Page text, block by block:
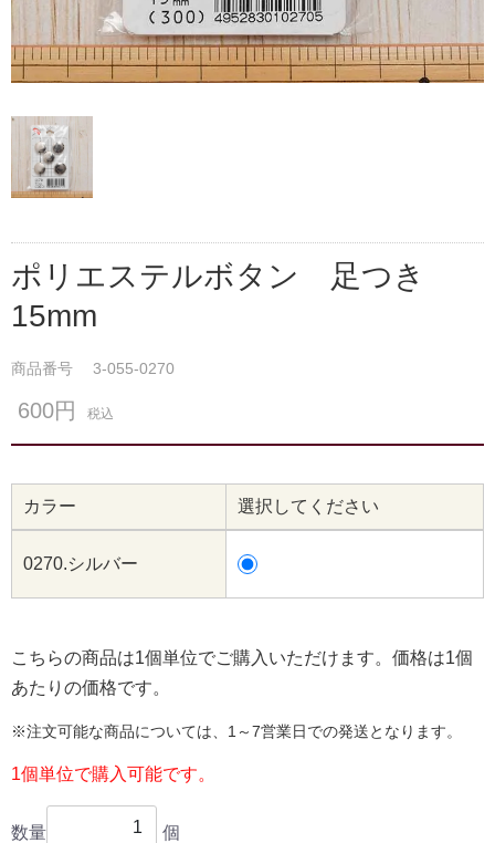
ポリエステルボタン 足つき
15mm
商品番号 3-055-0270
600円 税込
カラー 選択してください
0270.シルバー
こちらの商品は1個単位でご購入いただけます。価格は1個
あたりの価格です。
※注文可能な商品については、1～7営業日での発送となります。
1個単位で購入可能です。
数量 個